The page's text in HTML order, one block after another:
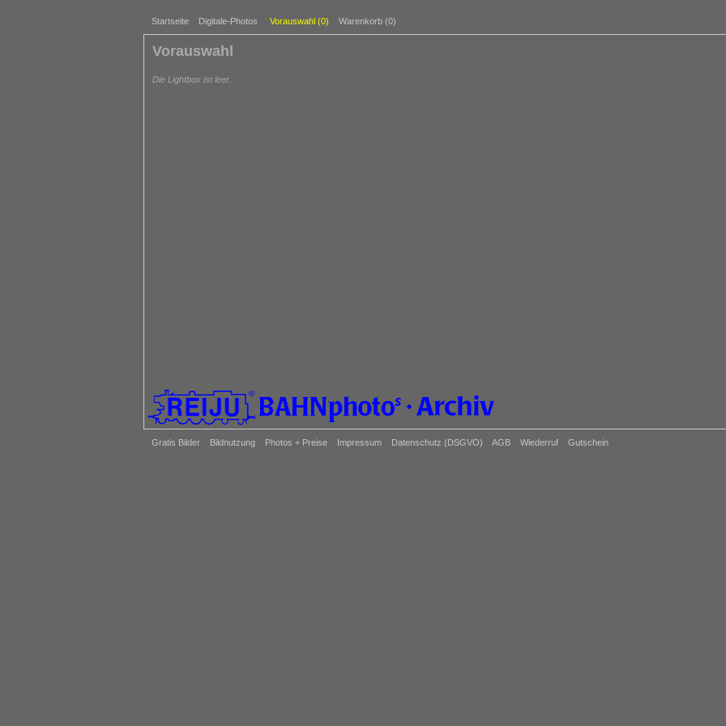
Startseite Digitale-Photos Vorauswahl (0) Warenkorb (0)
Gratis Bilder Bildnutzung Photos + Preise Impressum Datenschutz (DSGVO) AGB Wiederruf Gutschein
Vorauswahl
Die Lightbox ist leer.